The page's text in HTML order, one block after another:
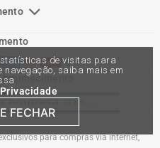
de visitas para
navegação, saiba mais em
FECHAR
para compras via internet,